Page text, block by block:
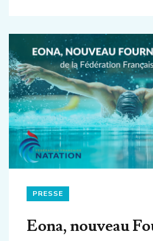
PRESSE
Eona, nouveau